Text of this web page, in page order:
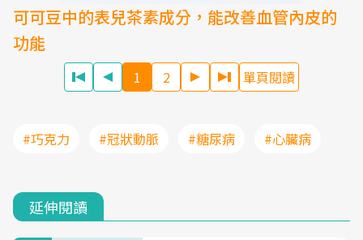
可可豆中的表兒茶素成分，能改善血管內皮的
功能
1 2 單頁閱讀
#巧克力 #冠狀動脈 #糖尿病 #心臟病
延伸閱讀